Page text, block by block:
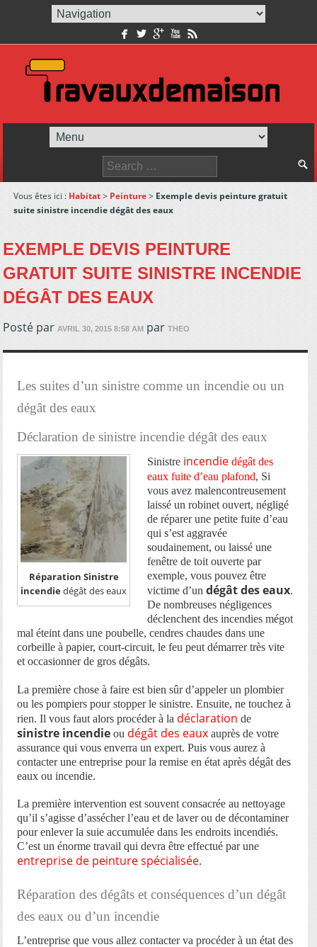
facebook twitterbird googleplus youtube rss
Vous êtes ici : Habitat> Peinture> Exemple devis peinture gratuit
suite sinistre incendie dégât des eaux
EXEMPLE DEVIS PEINTURE
GRATUIT SUITE SINISTRE INCENDIE
DÉGÂT DES EAUX
Posté parAVRIL 30, 2015 8:58 AM parTHEO
Les suites d’un sinistre comme un incendie ou un
dégât des eaux
Déclaration de sinistre incendie dégât des eaux
Réparation Sinistre
incendiedégât des eaux
Sinistre incendie dégât des
eaux fuite d’eau plafond, Si
vous avez malencontreusement
laissé un robinet ouvert, négligé
de réparer une petite fuite d’eau
qui s’est aggravée
soudainement, ou laissé une
fenêtre de toit ouverte par
exemple, vous pouvez être
victime d’undégât des eaux.
De nombreuses négligences
déclenchent des incendies mégot
mal éteint dans une poubelle, cendres chaudes dans une
corbeille à papier, court-circuit, le feu peut démarrer très vite
et occasionner de gros dégâts.
La première chose à faire est bien sûr d’appeler un plombier
ou les pompiers pour stopper le sinistre. Ensuite, ne touchez à
rien. Il vous faut alors procéder à la déclaration de
sinistre incendie ou dégât des eaux auprès de votre
assurance qui vous enverra un expert. Puis vous aurez à
contacter une entreprise pour la remise en état après dégât des
eaux ou incendie.
La première intervention est souvent consacrée au nettoyage
qu’il s’agisse d’assécher l’eau et de laver ou de décontaminer
pour enlever la suie accumulée dans les endroits incendiés.
C’est un énorme travail qui devra être effectué par une
entreprise de peinture spécialisée.
Réparation des dégâts et conséquences d’un dégât
des eaux ou d’un incendie
L’entreprise que vous allez contacter va procéder à un état des